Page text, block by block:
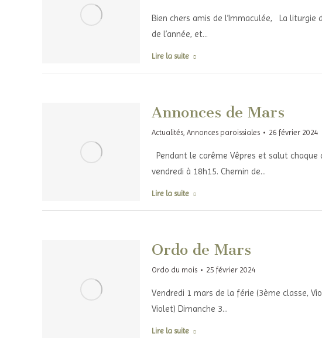
Bien chers amis de l’Immaculée, La
de l’année, et…
Lire la suite
Annonces de Mars
Actualités, Annonces paroissiales 26 février 2024
Pendant le carême Vêpres et salut chaque
vendredi à 18h15. Chemin de…
Lire la suite
Ordo de Mars
Ordo du mois 25 février 2024
Vendredi 1 mars de la férie (3ème classe,
Violet) Dimanche 3…
Lire la suite